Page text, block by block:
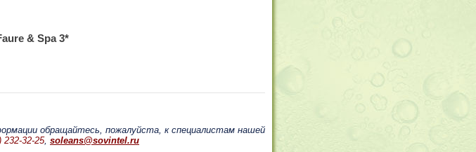
& Spa 3*
обращайтесь, пожалуйста, к специалистам нашей
232-32-25, soleans@sovintel.ru